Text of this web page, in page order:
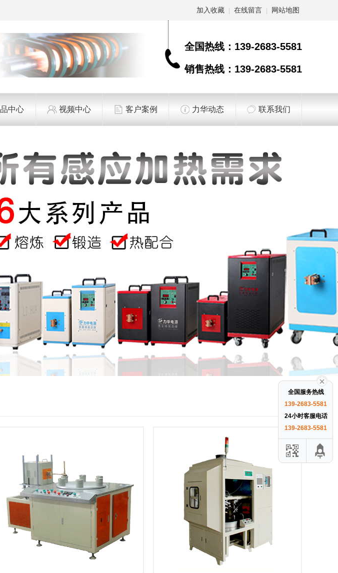
加入收藏 在线留言 网站地图
全国热线： 139-2683-5581
销售热线： 139-2683-5581
中心 视频中心 客户案例 力华动态 联系我们
全国服务热线
139-2683-5581
24小时客服电话
139-2683-5581